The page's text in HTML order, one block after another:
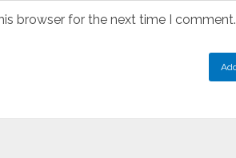
browser for the next time I comment.